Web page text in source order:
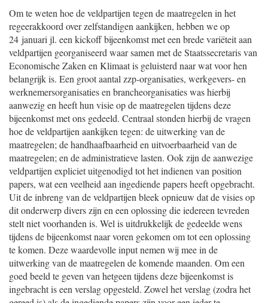
Om te weten hoe de veldpartijen tegen de maatregelen in het
regeerakkoord over zelfstandigen aankijken, hebben we op
24 januari jl. een kickoff bijeenkomst met een brede variëteit aan
veldpartijen georganiseerd waar samen met de Staatssecretaris van
Economische Zaken en Klimaat is geluisterd naar wat voor hen
belangrijk is. Een groot aantal zzp-organisaties, werkgevers- en
werknemersorganisaties en brancheorganisaties was hierbij
aanwezig en heeft hun visie op de maatregelen tijdens deze
bijeenkomst met ons gedeeld. Centraal stonden hierbij de vragen
hoe de veldpartijen aankijken tegen: de uitwerking van de
maatregelen; de handhaafbaarheid en uitvoerbaarheid van de
maatregelen; en de administratieve lasten. Ook zijn de aanwezige
veldpartijen expliciet uitgenodigd tot het indienen van position
papers, wat een veelheid aan ingediende papers heeft opgebracht.
Uit de inbreng van de veldpartijen bleek opnieuw dat de visies op
dit onderwerp divers zijn en een oplossing die iedereen tevreden
stelt niet voorhanden is. Wel is uitdrukkelijk de gedeelde wens
tijdens de bijeenkomst naar voren gekomen om tot een oplossing
te komen. Deze waardevolle input nemen wij mee in de
uitwerking van de maatregelen de komende maanden. Om een
goed beeld te geven van hetgeen tijdens deze bijeenkomst is
ingebracht is een verslag opgesteld. Zowel het verslag (zodra het